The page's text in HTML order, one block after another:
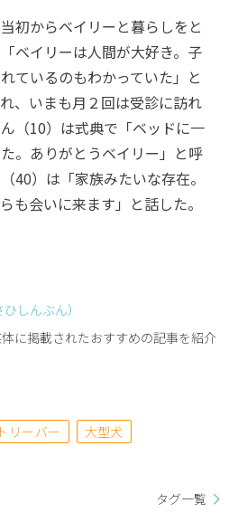
初からベイリーと暮らしをと
ベイリーは人間が大好き。子
ているのもわかっていた」と
、いまも月２回は受診に訪れ
（10）は式典で「ベッドに一
。ありがとうベイリー」と呼
40）は「家族みたいな存在。
も会いに来ます」と話した。
しんぶん）
に掲載されたおすすめの記事を紹介
リーバー
大型犬
タグ一覧